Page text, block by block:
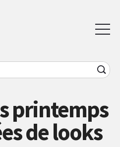
printemps
de looks